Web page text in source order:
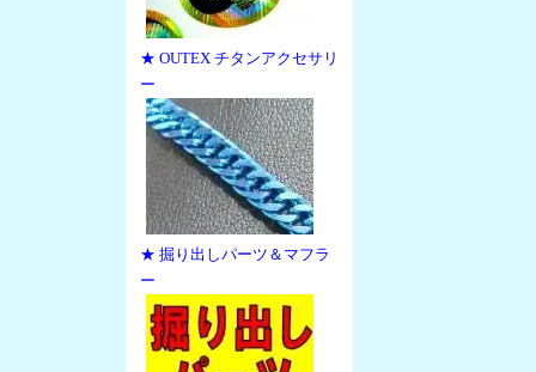
★ OUTEX チタンアクセサリ
ー
★ 掘り出しパーツ＆マフラ
ー